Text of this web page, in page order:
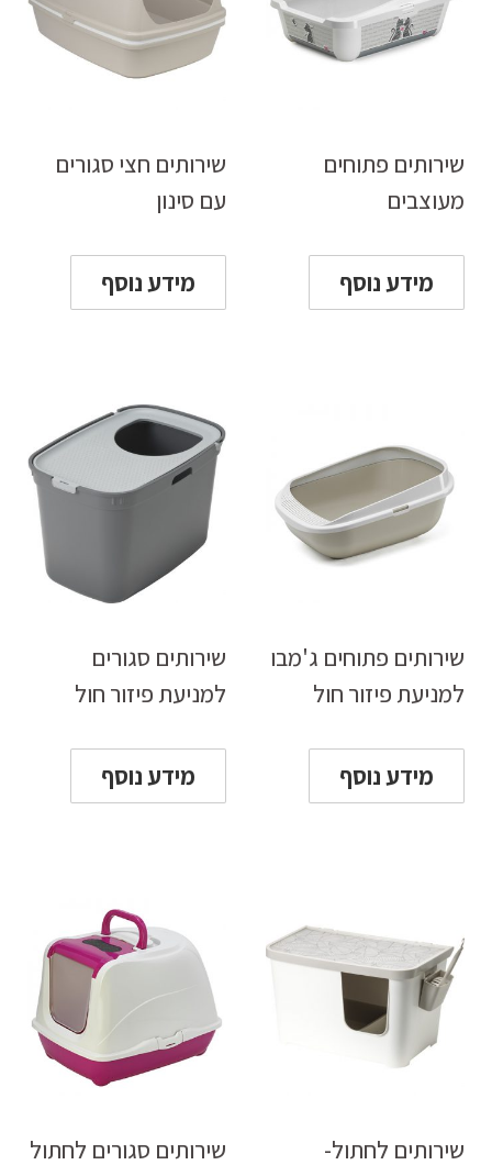
שירותים פתוחים
מעוצבים
מידע נוסף
שירותים חצי סגורים
עם סינון
מידע נוסף
שירותים פתוחים ג'מבו
למניעת פיזור חול
מידע נוסף
שירותים סגורים
למניעת פיזור חול
מידע נוסף
שירותים לחתול- שירותים סגורים לחתול